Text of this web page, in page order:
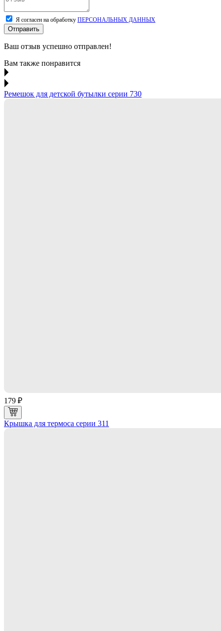
Я согласен на обработку ПЕРСОНАЛЬНЫХ ДАННЫХ
Отправить
Ваш отзыв успешно отправлен!
Вам также понравится
Ремешок для детской бутылки серии 730
179 ₽
Крышка для термоса серии 311